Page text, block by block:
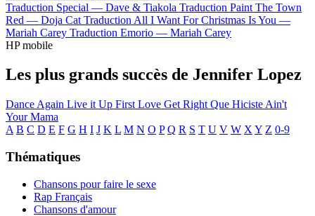
Traduction Special — Dave & Tiakola Traduction Paint The Town
Red — Doja Cat Traduction All I Want For Christmas Is You —
Mariah Carey Traduction Emorio — Mariah Carey
HP mobile
Les plus grands succès de Jennifer Lopez
Dance Again Live it Up First Love Get Right Que Hiciste Ain't
Your Mama
A B C D E F G H I J K L M N O P Q R S T U V W X Y Z 0-9
Thématiques
Chansons pour faire le sexe
Rap Français
Chansons d'amour